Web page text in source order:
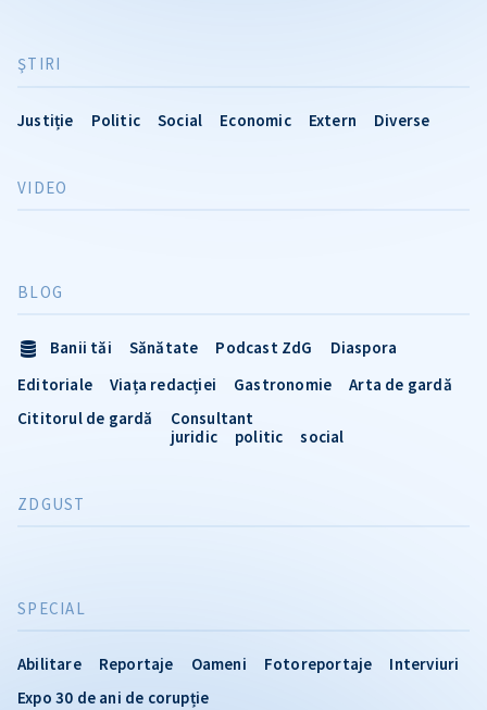
ŞTIRI
Justiție Politic Social Economic Extern Diverse
VIDEO
SPECIAL
Abilitare Reportaje Oameni Fotoreportaje
Interviuri
Expo 30 de ani de corupție
BLOG
Banii tăi Sănătate Podcast ZdG
Diaspora
Editoriale
Viața redacției Gastronomie
Arta de gardă
Cititorul de gardă
Consultant
juridic
politic social
ZDGUST